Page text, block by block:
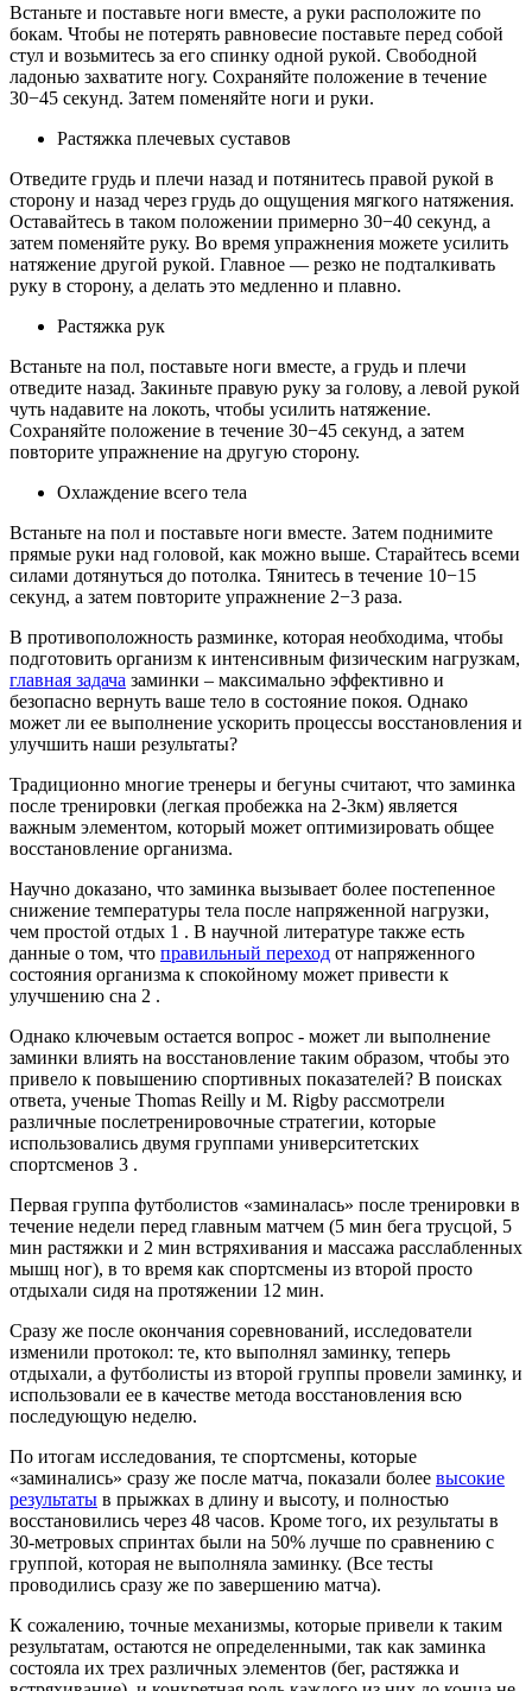
Встаньте и поставьте ноги вместе, а руки расположите по
бокам. Чтобы не потерять равновесие поставьте перед собой
стул и возьмитесь за его спинку одной рукой. Свободной
ладонью захватите ногу. Сохраняйте положение в течение
30−45 секунд. Затем поменяйте ноги и руки.
Растяжка плечевых суставов
Отведите грудь и плечи назад и потянитесь правой рукой в
сторону и назад через грудь до ощущения мягкого натяжения.
Оставайтесь в таком положении примерно 30−40 секунд, а
затем поменяйте руку. Во время упражнения можете усилить
натяжение другой рукой. Главное — резко не подталкивать
руку в сторону, а делать это медленно и плавно.
Растяжка рук
Встаньте на пол, поставьте ноги вместе, а грудь и плечи
отведите назад. Закиньте правую руку за голову, а левой рукой
чуть надавите на локоть, чтобы усилить натяжение.
Сохраняйте положение в течение 30−45 секунд, а затем
повторите упражнение на другую сторону.
Охлаждение всего тела
Встаньте на пол и поставьте ноги вместе. Затем поднимите
прямые руки над головой, как можно выше. Старайтесь всеми
силами дотянуться до потолка. Тянитесь в течение 10−15
секунд, а затем повторите упражнение 2−3 раза.
В противоположность разминке, которая необходима, чтобы
подготовить организм к интенсивным физическим нагрузкам,
главная задача заминки – максимально эффективно и
безопасно вернуть ваше тело в состояние покоя. Однако
может ли ее выполнение ускорить процессы восстановления и
улучшить наши результаты?
Традиционно многие тренеры и бегуны считают, что заминка
после тренировки (легкая пробежка на 2-3км) является
важным элементом, который может оптимизировать общее
восстановление организма.
Научно доказано, что заминка вызывает более постепенное
снижение температуры тела после напряженной нагрузки,
чем простой отдых 1 . В научной литературе также есть
данные о том, что правильный переход от напряженного
состояния организма к спокойному может привести к
улучшению сна 2 .
Однако ключевым остается вопрос - может ли выполнение
заминки влиять на восстановление таким образом, чтобы это
привело к повышению спортивных показателей? В поисках
ответа, ученые Thomas Reilly и M. Rigby рассмотрели
различные послетренировочные стратегии, которые
использовались двумя группами университетских
спортсменов 3 .
Первая группа футболистов «заминалась» после тренировки в
течение недели перед главным матчем (5 мин бега трусцой, 5
мин растяжки и 2 мин встряхивания и массажа расслабленных
мышц ног), в то время как спортсмены из второй просто
отдыхали сидя на протяжении 12 мин.
Сразу же после окончания соревнований, исследователи
изменили протокол: те, кто выполнял заминку, теперь
отдыхали, а футболисты из второй группы провели заминку, и
использовали ее в качестве метода восстановления всю
последующую неделю.
По итогам исследования, те спортсмены, которые
«заминались» сразу же после матча, показали более высокие
результаты в прыжках в длину и высоту, и полностью
восстановились через 48 часов. Кроме того, их результаты в
30-метровых спринтах были на 50% лучше по сравнению с
группой, которая не выполняла заминку. (Все тесты
проводились сразу же по завершению матча).
К сожалению, точные механизмы, которые привели к таким
результатам, остаются не определенными, так как заминка
состояла их трех различных элементов (бег, растяжка и